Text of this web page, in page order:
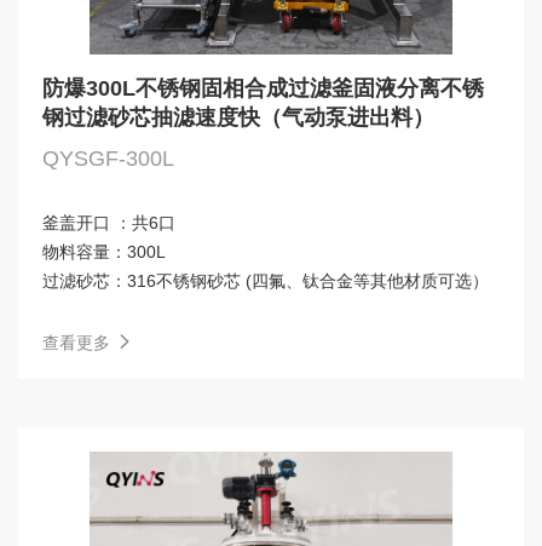
防爆300L不锈钢固相合成过滤釜固液分离不锈
钢过滤砂芯抽滤速度快（气动泵进出料）
QYSGF-300L
釜盖开口 ： 共6口
物料容量： 300L
过滤砂芯：
316不锈钢砂芯 (四氟、钛合金等其他材质可选）
查看更多